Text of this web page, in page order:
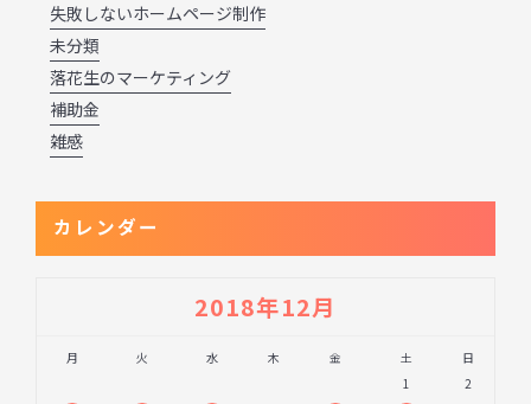
失敗しないホームページ制作
未分類
落花生のマーケティング
補助金
雑感
カレンダー
2018年12月
月 火 水 木 金 土
日
1
2